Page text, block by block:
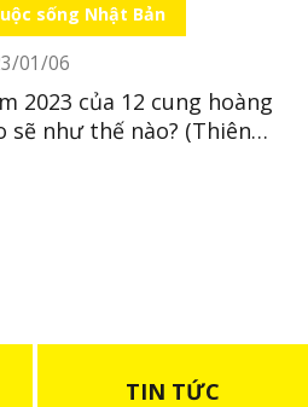
sống Nhật Bản
01/06
2023 của 12 cung hoàng
sẽ như thế nào? (Thiên
TIN TỨC